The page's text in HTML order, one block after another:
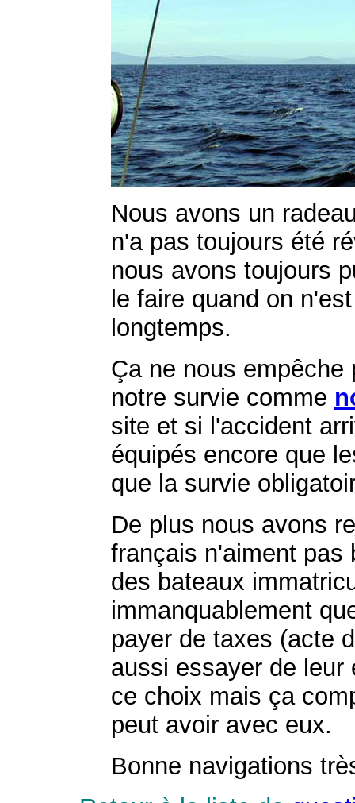
Nous avons un
n'a pas toujours été
nous avons toujours
le faire quand on
longtemps.
Ça ne nous empêche
notre survie comme
site et si l'accident
équipés encore que
que la survie
De plus nous avons
français n'aiment pas
des bateaux
immanquablement
payer de taxes (acte
aussi essayer de
ce choix mais ça
peut avoir avec eux.
Bonne navigations